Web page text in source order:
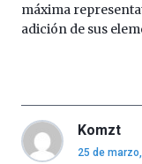
máxima
adición de sus
Komzt
25 de